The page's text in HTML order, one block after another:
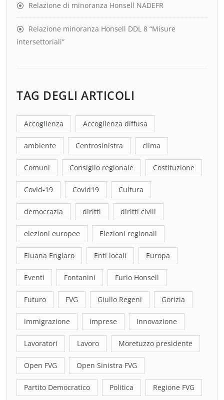
Relazione di minoranza Honsell NADEFR
Relazione minoranza Honsell DDL 8 “Misure
intersettoriali”
TAG DEGLI ARTICOLI
Accoglienza Accoglienza diffusa
ambiente Centrosinistra clima
Comuni Consiglio regionale Costituzione
Covid-19 Covid19 Cultura
democrazia diritti diritti civili
elezioni europee Elezioni regionali
Eluana Englaro Enti locali Europa
Eventi Fontanini Furio Honsell
Futuro FVG Giulio Regeni Gorizia
immigrazione imprese Innovazione
Lavoratori Lavoro Moretuzzo presidente
Open FVG Open Sinistra FVG
Partito Democratico Politica Regione FVG